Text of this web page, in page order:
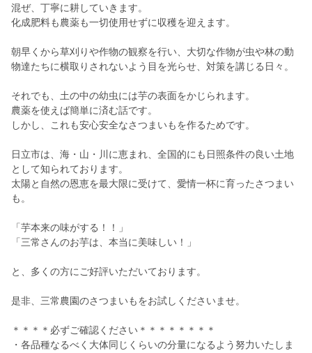
混ぜ、丁寧に耕していきます。
化成肥料も農薬も一切使用せずに収穫を迎えます。
朝早くから草刈りや作物の観察を行い、大切な作物が虫や林の動
物達たちに横取りされないよう目を光らせ、対策を講じる日々。
それでも、土の中の幼虫には芋の表面をかじられます。
農薬を使えば簡単に済む話です。
しかし、これも安心安全なさつまいもを作るためです。
日立市は、海・山・川に恵まれ、全国的にも日照条件の良い土地
として知られております。
太陽と自然の恩恵を最大限に受けて、愛情一杯に育ったさつまい
も。
「芋本来の味がする！！」
「三常さんのお芋は、本当に美味しい！」
と、多くの方にご好評いただいております。
是非、三常農園のさつまいもをお試しくださいませ。
＊＊＊＊必ずご確認ください＊＊＊＊＊＊＊＊
・各品種なるべく大体同じくらいの分量になるよう努力いたしま